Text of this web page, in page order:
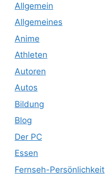
Allgemein
Allgemeines
Anime
Athleten
Autoren
Autos
Bildung
Blog
Der PC
Essen
Fernseh-Persönlichkeit